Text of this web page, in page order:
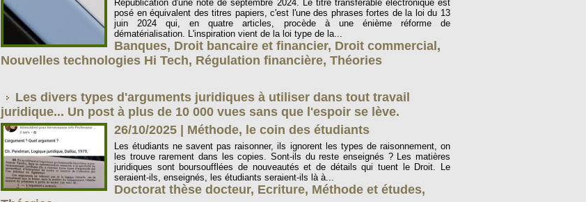
Republication d'une note de septembre 2024. Le titre transférable électronique est
posé en équivalent des titres papiers, c'est l'une des phrases fortes de la loi du 13
juin 2024 qui, en quatre articles, procède à une énième réforme de
dématérialisation. L'inspiration vient de la loi type de la...
Banques, Droit bancaire et financier, Droit commercial ,
Nouvelles technologies Hi Tech, Régulation financière, Théories
Les divers types d'arguments juridiques à utiliser dans tout travail
juridique... Un post à plus de 10 000 vues sans que l'espoir se lève.
26/10/2025
Méthode, le coin des étudiants
Les étudiants ne savent pas raisonner, ils ignorent les types de raisonnement, on
les trouve rarement dans les copies. Sont-ils du reste enseignés ? Les matières
juridiques sont boursoufflées de nouveautés et de détails qui tuent le Droit. Le
seraient-ils, enseignés, les étudiants seraient-ils là à...
Doctorat thèse docteur, Ecriture, Méthode et études,